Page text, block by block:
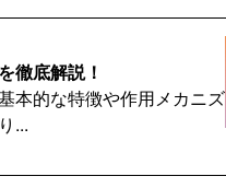
徹底解説！
本的な特徴や作用メカニズ
...